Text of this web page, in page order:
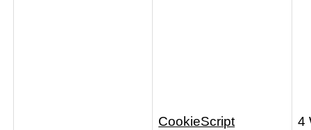
CookieScript
4